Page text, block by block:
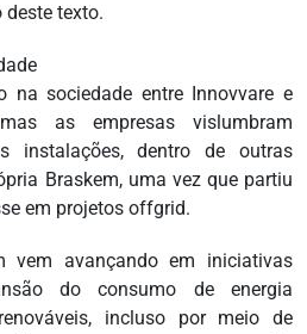
texto.
na sociedade entre Innovvare e
as empresas vislumbram
instalações, dentro de outras
Braskem, uma vez que partiu
em projetos offgrid.
vem avançando em iniciativas
do consumo de energia
incluso por meio de